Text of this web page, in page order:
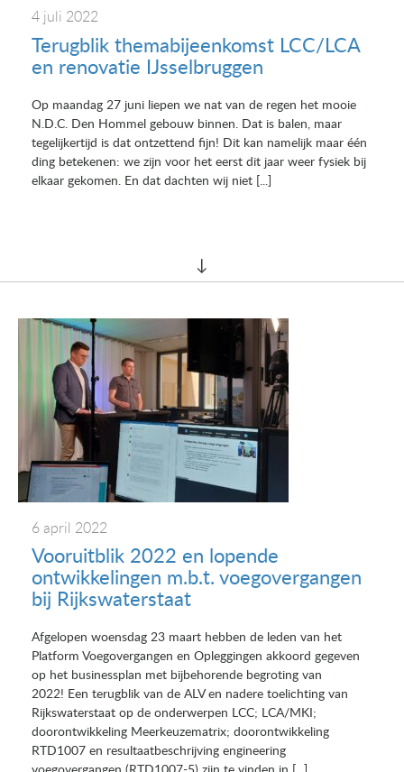
4 juli 2022
Terugblik themabijeenkomst LCC/LCA
en renovatie IJsselbruggen
Op maandag 27 juni liepen we nat van de regen het mooie
N.D.C. Den Hommel gebouw binnen. Dat is balen, maar
tegelijkertijd is dat ontzettend fijn! Dit kan namelijk maar één
ding betekenen: we zijn voor het eerst dit jaar weer fysiek bij
elkaar gekomen. En dat dachten wij niet [...]
6 april 2022
Vooruitblik 2022 en lopende
ontwikkelingen m.b.t. voegovergangen
bij Rijkswaterstaat
Afgelopen woensdag 23 maart hebben de leden van het
Platform Voegovergangen en Opleggingen akkoord gegeven
op het businessplan met bijbehorende begroting van
2022! Een terugblik van de ALV en nadere toelichting van
Rijkswaterstaat op de onderwerpen LCC; LCA/MKI;
doorontwikkeling Meerkeuzematrix; doorontwikkeling
RTD1007 en resultaatbeschrijving engineering